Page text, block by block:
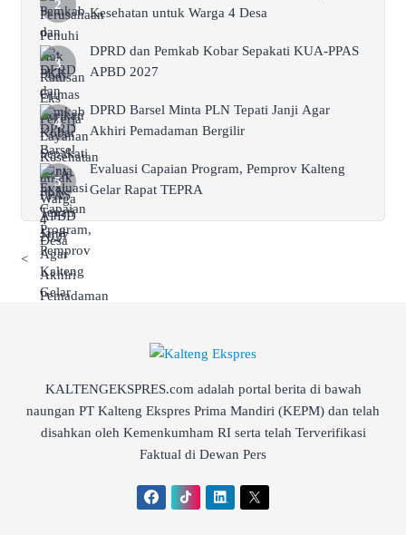
Kesehatan untuk Warga 4 Desa
DPRD dan Pemkab Kobar Sepakati KUA-PPAS
APBD 2027
DPRD Barsel Minta PLN Tepati Janji Agar
Akhiri Pemadaman Bergilir
Evaluasi Capaian Program, Pemprov Kalteng
Gelar Rapat TEPRA
<
KALTENGEKSPRES.com adalah portal berita di bawah
naungan PT Kalteng Ekspres Prima Mandiri (KEPM) dan telah
disahkan oleh Kemenkumham RI serta telah Terverifikasi
Faktual di Dewan Pers